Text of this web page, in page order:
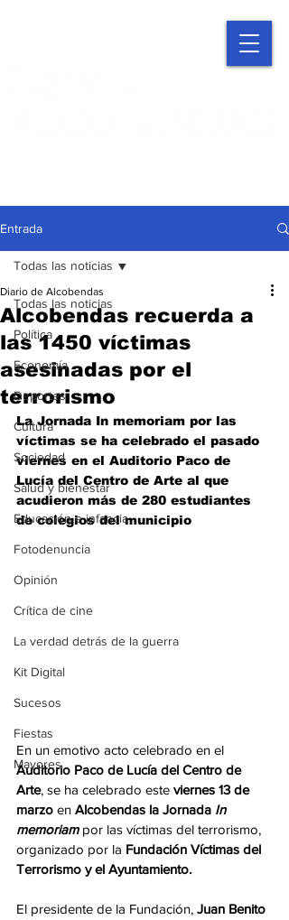
Entrada
Todas las noticias
Política
Economía
Deportes
Cultura
Sociedad
Salud y bienestar
Educación e infancia
Fotodenuncia
Opinión
Crítica de cine
La verdad detrás de la guerra
Kit Digital
Sucesos
Fiestas
Mayores
Todas las noticias
Alcobendas recuerda a
las 1450 víctimas
asesinadas por el
terrorismo
Diario de Alcobendas
La Jornada In memoriam por las
víctimas se ha celebrado el pasado
viernes en el Auditorio Paco de
Lucía del Centro de Arte al que
acudieron más de 280 estudiantes
de colegios del municipio
En un emotivo acto celebrado en el
Auditorio Paco de Lucía del Centro de
Arte, se ha celebrado este viernes 13 de
marzo en Alcobendas la Jornada In
memoriam por las víctimas del terrorismo,
organizado por la Fundación Víctimas del
Terrorismo y el Ayuntamiento.
El presidente de la Fundación, Juan Benito